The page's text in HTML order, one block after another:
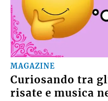
MAGAZINE
Curiosando tra
risate e musica